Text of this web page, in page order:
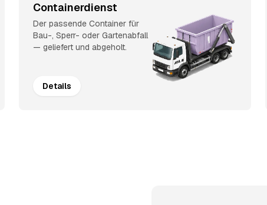
Containerdienst
Der passende Container für
Bau-, Sperr- oder Gartenabfall
— geliefert und abgeholt.
Details